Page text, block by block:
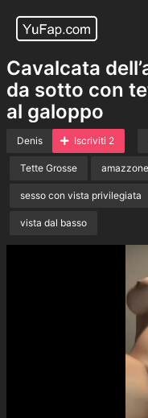
Cavalcata
da sotto con
al galoppo
Denis Iscriviti 2
Tette Grosse
sesso con vista privilegiata
vista dal basso